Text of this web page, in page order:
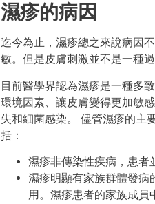
濕疹的病因
迄今為止，濕疹總之來說病因
敏。但是皮膚刺激並不是一種
目前醫學界認為濕疹是一種多
環境因素、讓皮膚變得更加敏
失和細菌感染。 儘管濕疹的主
括：
濕疹非傳染性疾病，患者
濕疹明顯有家族群體發病
用。濕疹患者的家族成員